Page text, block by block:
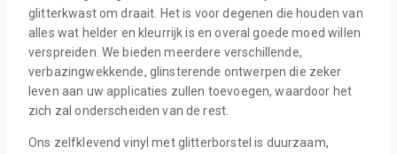
glitterkwast om draait. Het is voor degenen die houden van
alles wat helder en kleurrijk is en overal goede moed willen
verspreiden. We bieden meerdere verschillende,
verbazingwekkende, glinsterende ontwerpen die zeker
leven aan uw applicaties zullen toevoegen, waardoor het
zich zal onderscheiden van de rest.
Ons zelfklevend vinyl met glitterborstel is duurzaam,